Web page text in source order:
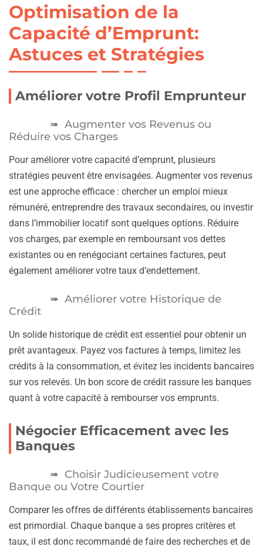
Optimisation de la
Capacité d’Emprunt:
Astuces et Stratégies
Améliorer votre Profil Emprunteur
Augmenter vos Revenus ou
Réduire vos Charges
Pour améliorer votre capacité d’emprunt, plusieurs
stratégies peuvent être envisagées. Augmenter vos revenus
est une approche efficace : chercher un emploi mieux
rémunéré, entreprendre des travaux secondaires, ou investir
dans l’immobilier locatif sont quelques options. Réduire
vos charges, par exemple en remboursant vos dettes
existantes ou en renégociant certaines factures, peut
également améliorer votre taux d’endettement.
Améliorer votre Historique de
Crédit
Un solide historique de crédit est essentiel pour obtenir un
prêt avantageux. Payez vos factures à temps, limitez les
crédits à la consommation, et évitez les incidents bancaires
sur vos relevés. Un bon score de crédit rassure les banques
quant à votre capacité à rembourser vos emprunts.
Négocier Efficacement avec les
Banques
Choisir Judicieusement votre
Banque ou Votre Courtier
Comparer les offres de différents établissements bancaires
est primordial. Chaque banque a ses propres critères et
taux, il est donc recommandé de faire des recherches et de